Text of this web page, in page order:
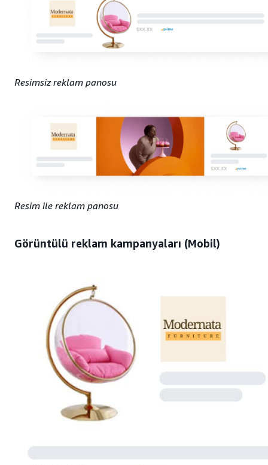
Resimsiz reklam panosu
Resim ile reklam panosu
Görüntülü reklam kampanyaları (Mobil)